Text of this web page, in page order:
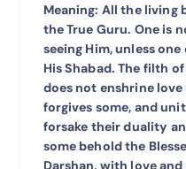
Meaning: All the living
the True Guru. One is
seeing Him, unless
His Shabad. The filth
does not enshrine
forgives some, and
forsake their duality
some behold the
Darshan, with love